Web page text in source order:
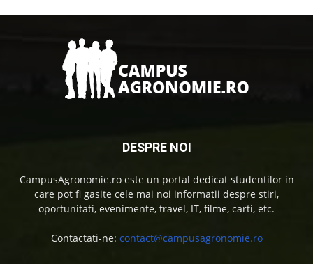
DESPRE NOI
CampusAgronomie.ro este un portal dedicat studentilor in
care pot fi gasite cele mai noi informatii despre stiri,
oportunitati, evenimente, travel, IT, filme, carti, etc.
Contactati-ne: contact@campusagronomie.ro